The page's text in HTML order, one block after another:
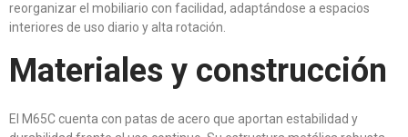
reorganizar el mobiliario con facilidad, adaptándose a espacios
interiores de uso diario y alta rotación.
Materiales y construcción
El M65C cuenta con patas de acero que aportan estabilidad y